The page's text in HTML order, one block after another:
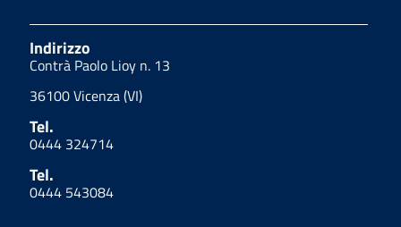
Indirizzo
Contrà Paolo Lioy n. 13
36100 Vicenza (VI)
Tel.
0444 324714
Tel.
0444 543084